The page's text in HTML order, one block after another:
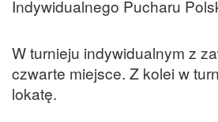
Indywidualnego Pucharu
W turnieju indywidualnym z
czwarte miejsce. Z kolei w
lokatę.